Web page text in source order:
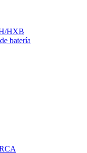
HXB
batería